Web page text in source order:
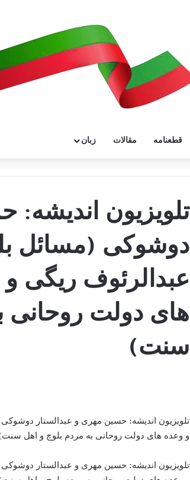
قطعنامه مقالات زبان
تلویزیون اندیشه:
دوشوکی (مسائل
عبدالرئوف ریگی و
های دولت روحانی
سنت)
تلویزیون اندیشه: حسین مهری و عبدالستار
و وعده های دولت روحانی به مردم بلوچ و اهل
تلویزیون اندیشه: حسین مهری و عبدالستار